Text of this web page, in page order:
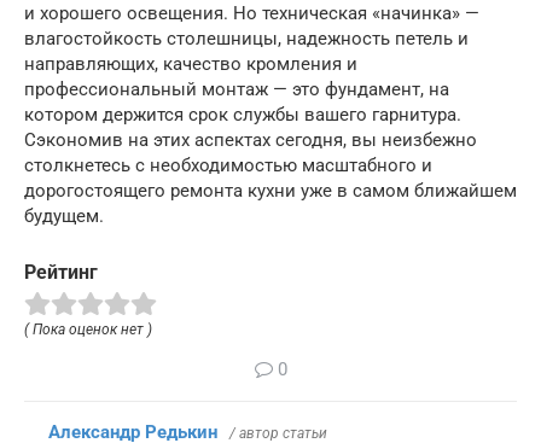
и хорошего освещения. Но техническая «начинка» —
влагостойкость столешницы, надежность петель и
направляющих, качество кромления и
профессиональный монтаж — это фундамент, на
котором держится срок службы вашего гарнитура.
Сэкономив на этих аспектах сегодня, вы неизбежно
столкнетесь с необходимостью масштабного и
дорогостоящего ремонта кухни уже в самом ближайшем
будущем.
Рейтинг
( Пока оценок нет )
0
Александр Редькин / автор статьи